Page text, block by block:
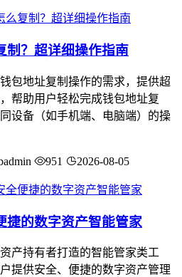
制？超详细操作指南
包地址复制操作的需求，提供超
帮助用户轻松完成钱包地址复
设备（如手机端、电脑端）的操
951 2026-08-05
捷的数字资产智能管家
产持有者打造的智能管家类工
提供安全、便捷的数字资产管理